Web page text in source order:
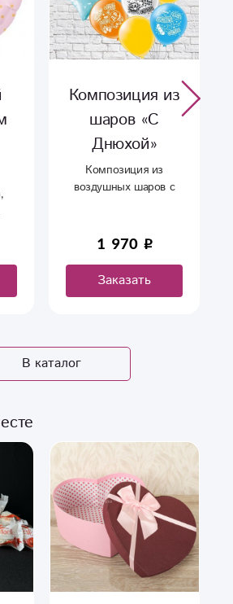
Композиция из
шаров «С
Днюхой»
Композиция из
воздушных шаров с
звезд.
1 970
Заказать
В каталог